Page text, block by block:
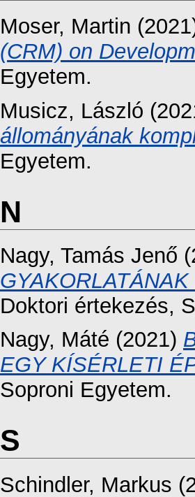
Moser, Martin
(CRM) on
Egyetem.
Musicz, László
állományának
Egyetem.
N
Nagy, Tamás Jenő
Doktori értekezés,
Nagy, Máté (2021)
EGY KÍSÉRLETI
Soproni Egyetem.
S
Schindler, Markus